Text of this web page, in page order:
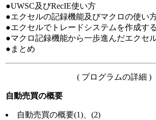
●UWSC及びRecIE使い方
●エクセルの記録機能及びマクロの使い
●エクセルでトレードシステムを作成す
●マクロ記録機能から一歩進んだエクセ
●まとめ
( プログラムの詳細 )
自動売買の概要
自動売買の概要(1)、(2)